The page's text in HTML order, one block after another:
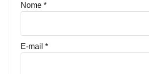
Nome *
E-mail *